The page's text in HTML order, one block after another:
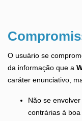
O usuário se
da informação que a
caráter enunciativo,
Não se
contrárias à